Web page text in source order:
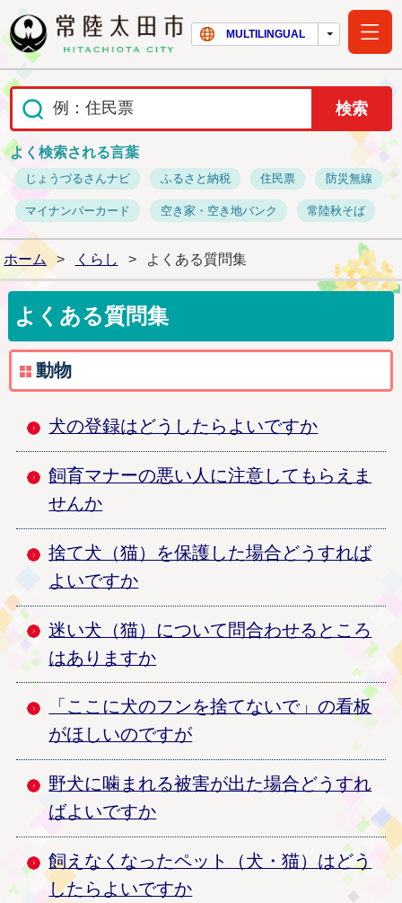
常陸太田市ホー
MULTILINGUAL
よく検索される言葉
じょうづるさんナビ ふるさと納税 住民票 防災無線
マイナンバーカード 空き家・空き地バンク 常陸秋そば
ホーム > くらし > よくある質問集
よくある質問集
動物
犬の登録はどうしたらよいですか
飼育マナーの悪い人に注意してもらえま
せんか
捨て犬（猫）を保護した場合どうすれば
よいですか
迷い犬（猫）について問合わせるところ
はありますか
「ここに犬のフンを捨てないで」の看板
がほしいのですが
野犬に噛まれる被害が出た場合どうすれ
ばよいですか
飼えなくなったペット（犬・猫）はどう
したらよいですか